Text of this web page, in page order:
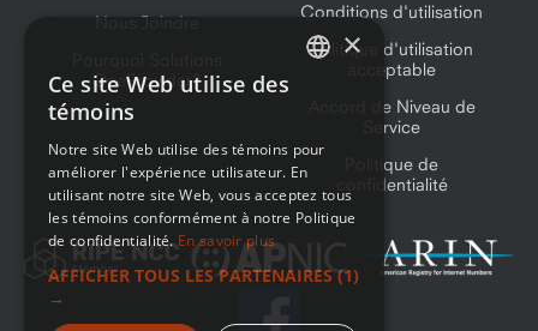
Nous Joindre
OneProvider?
Conditions d'utilisation
Politique d'utilisation
acceptable
Accord de Niveau de
Service
Politique de
confidentialité
×
Ce site Web utilise des
témoins
Notre site Web utilise des témoins pour
améliorer l'expérience utilisateur. En
utilisant notre site Web, vous acceptez tous
les témoins conformément à notre Politique
de confidentialité. En savoir plus
AFFICHER TOUS LES PARTENAIRES (1)
→